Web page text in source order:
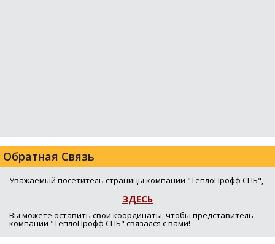
Обратная Связь
Уважаемый посетитель страницы компании "ТеплоПрофф СПБ",
ЗДЕСЬ
Вы можете оставить свои координаты, чтобы представитель
компании "ТеплоПрофф СПБ" связался с вами!